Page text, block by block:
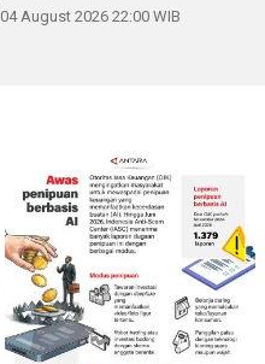
04 August 2026 22:00 WIB